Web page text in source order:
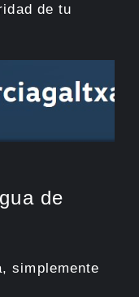
de tu
de
simplemente